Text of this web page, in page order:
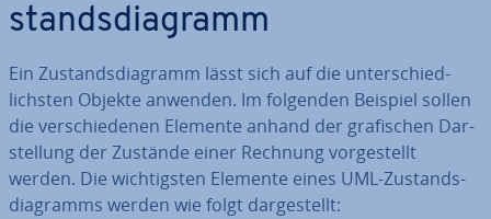
stands­dia­gramm
Ein Zu­stands­dia­gramm lässt sich auf die un­ter­schied­
lichs­ten Objekte anwenden. Im folgenden Beispiel sollen
die ver­schie­de­nen Elemente anhand der gra­fi­schen Dar­
stel­lung der Zustände einer Rechnung vor­ge­stellt
werden. Die wich­tigs­ten Elemente eines UML-Zu­stands­
dia­gramms werden wie folgt dar­ge­stellt: